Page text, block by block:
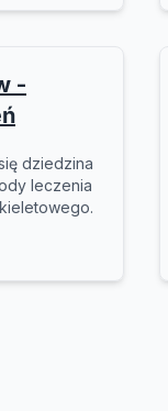
-
dziedzina
leczenia